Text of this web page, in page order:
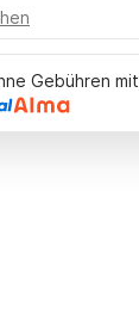
Gebühren mit